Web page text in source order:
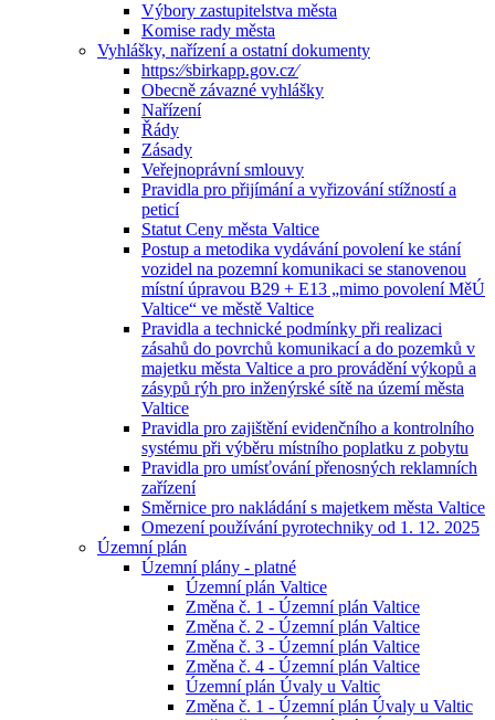
Výbory zastupitelstva města
Komise rady města
Vyhlášky, nařízení a ostatní dokumenty
https:⁄⁄sbirkapp.gov.cz⁄
Obecně závazné vyhlášky
Nařízení
Řády
Zásady
Veřejnoprávní smlouvy
Pravidla pro přijímání a vyřizování stížností a
peticí
Statut Ceny města Valtice
Postup a metodika vydávání povolení ke stání
vozidel na pozemní komunikaci se stanovenou
místní úpravou B29 + E13 „mimo povolení MěÚ
Valtice“ ve městě Valtice
Pravidla a technické podmínky při realizaci
zásahů do povrchů komunikací a do pozemků v
majetku města Valtice a pro provádění výkopů a
zásypů rýh pro inženýrské sítě na území města
Valtice
Pravidla pro zajištění evidenčního a kontrolního
systému při výběru místního poplatku z pobytu
Pravidla pro umísťování přenosných reklamních
zařízení
Směrnice pro nakládání s majetkem města Valtice
Omezení používání pyrotechniky od 1. 12. 2025
Územní plán
Územní plány - platné
Územní plán Valtice
Změna č. 1 - Územní plán Valtice
Změna č. 2 - Územní plán Valtice
Změna č. 3 - Územní plán Valtice
Změna č. 4 - Územní plán Valtice
Územní plán Úvaly u Valtic
Změna č. 1 - Územní plán Úvaly u Valtic